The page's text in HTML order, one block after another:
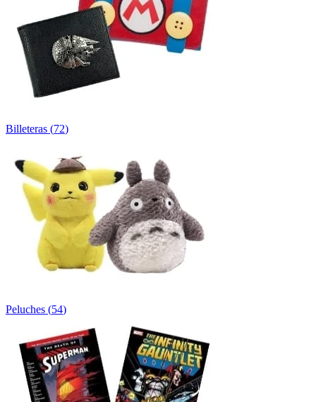
Billeteras (72)
Peluches (54)